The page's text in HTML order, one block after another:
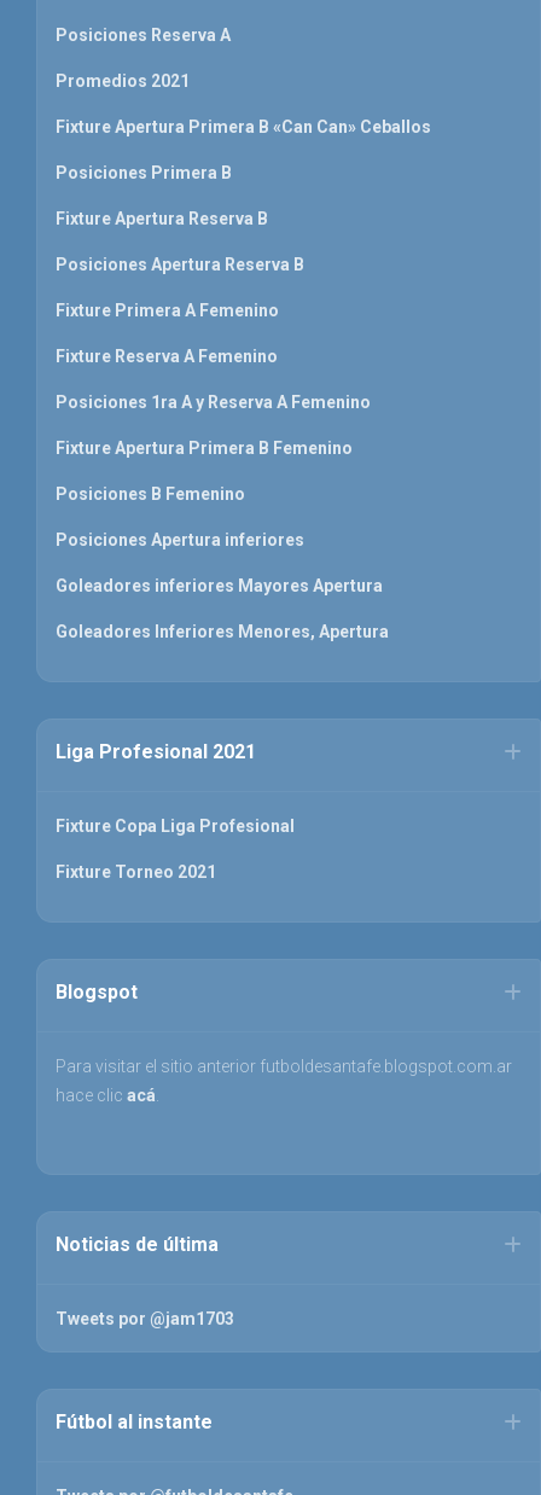
Posiciones Reserva A
Promedios 2021
Fixture Apertura Primera B «Can Can» Ceballos
Posiciones Primera B
Fixture Apertura Reserva B
Posiciones Apertura Reserva B
Fixture Primera A Femenino
Fixture Reserva A Femenino
Posiciones 1ra A y Reserva A Femenino
Fixture Apertura Primera B Femenino
Posiciones B Femenino
Posiciones Apertura inferiores
Goleadores inferiores Mayores Apertura
Goleadores Inferiores Menores, Apertura
Liga Profesional 2021
Fixture Copa Liga Profesional
Fixture Torneo 2021
Blogspot
Para visitar el sitio anterior futboldesantafe.blogspot.com.ar
hace clic acá
Noticias de última
Tweets por @jam1703
Fútbol al instante